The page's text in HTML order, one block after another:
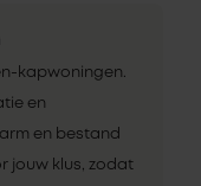
kapwoningen.
en
en bestand
jouw klus, zodat